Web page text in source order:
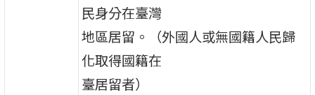
民身分在臺灣
地區居留。（外國人或無國籍人民歸
化取得國籍在
臺居留者）